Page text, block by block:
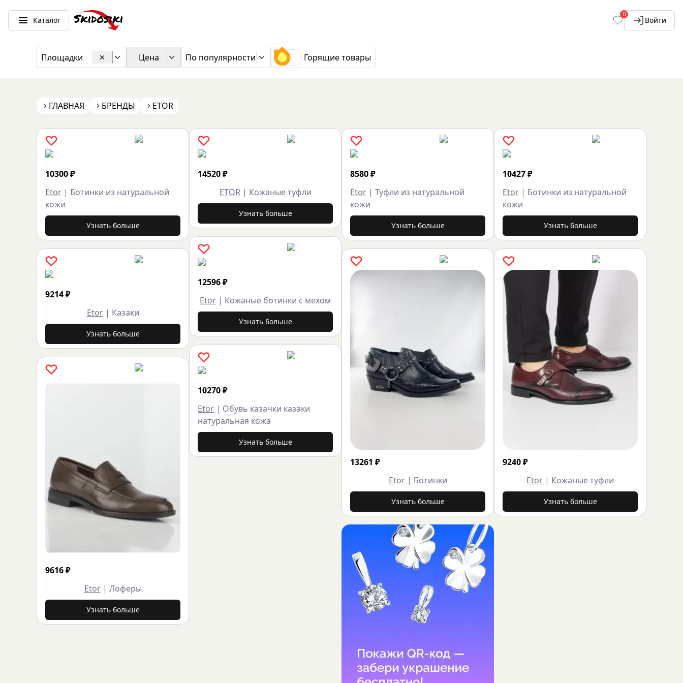
Каталог
0
Войти
Площадки Цена По популярности Горящие товары
ГЛАВНАЯ БРЕНДЫ ETOR
10300₽
Etor | Ботинки из натуральной
кожи
Узнать больше
9214₽
Etor| Казаки
Узнать больше
9616₽
Etor| Лоферы
Узнать больше
14520₽
ETOR| Кожаные туфли
Узнать больше
12596₽
Etor | Кожаные ботинки с мехом
Узнать больше
10270₽
Etor | Обувь казачки казаки
натуральная кожа
Узнать больше
8580₽
Etor | Туфли из натуральной
кожи
Узнать больше
13261 ₽
Etor| Ботинки
Узнать больше
10427₽
Etor | Ботинки из натуральной
кожи
Узнать больше
9240₽
Etor | Кожаные туфли
Узнать больше